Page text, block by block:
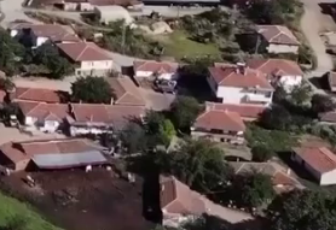
Türkiye’den dünyaya...
Türkiye'nin 2026'nın ilk çeyreğindeki
meyve sebze ihracat...